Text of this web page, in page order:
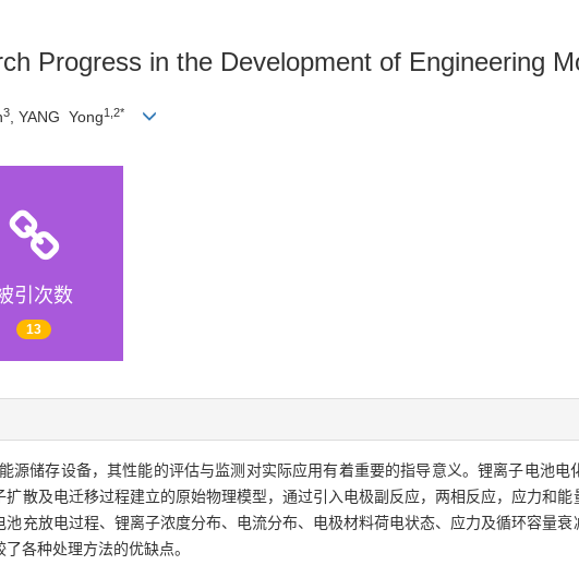
Progress in the Development of Engineering
3 , YANG Yong1,2*
引次数
13
源储存设备，其性能的评估与监测对实际应用有着重要的指导意义。锂离子电池电
散及电迁移过程建立的原始物理模型，通过引入电极副反应，两相反应，应力和
充放电过程、锂离子浓度分布、电流分布、电极材料荷电状态、应力及循环容量
各种处理方法的优缺点。